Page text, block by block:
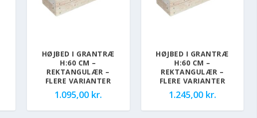
HØJBED I GRANTRÆ
H:60 CM –
REKTANGULÆR –
FLERE VARIANTER
1.095,00 kr.
HØJBED I GRANTRÆ
H:60 CM –
REKTANGULÆR –
FLERE VARIANTER
1.245,00 kr.